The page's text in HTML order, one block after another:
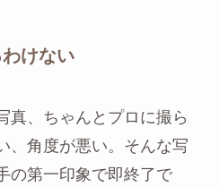
けない
真、ちゃんとプロに撮ら
、角度が悪い。そんな写
の第一印象で即終了で